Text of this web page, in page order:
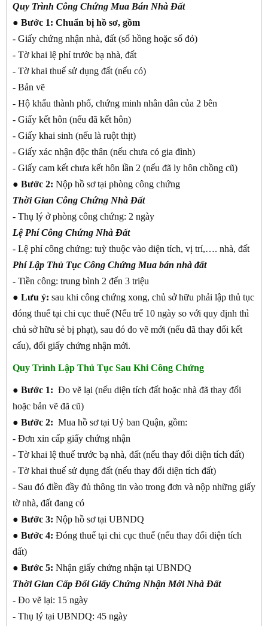
Quy Trình Công Chứng Mua Bán Nhà Đất
● Bước 1: Chuẩn bị hồ sơ, gồm
- Giấy chứng nhận nhà, đất (sổ hồng hoặc sổ đỏ)
- Tờ khai lệ phí trước bạ nhà, đất
- Tờ khai thuế sử dụng đất (nếu có)
- Bản vẽ
- Hộ khẩu thành phố, chứng minh nhân dân của 2 bên
- Giấy kết hôn (nếu đã kết hôn)
- Giấy khai sinh (nếu là ruột thịt)
- Giấy xác nhận độc thân (nếu chưa có gia đình)
- Giấy cam kết chưa kết hôn lần 2 (nếu đã ly hôn chồng cũ)
● Bước 2: Nộp hồ sơ tại phòng công chứng
Thời Gian Công Chứng Nhà Đất
- Thụ lý ở phòng công chứng: 2 ngày
Lệ Phí Công Chứng Nhà Đất
- Lệ phí công chứng: tuỳ thuộc vào diện tích, vị trí,…. nhà, đất
Phí Lập Thủ Tục Công Chứng Mua bán nhà đất
- Tiền công: trung bình 2 đến 3 triệu
● Lưu ý: sau khi công chứng xong, chủ sở hữu phải lập thủ tục
đóng thuế tại chi cục thuế (Nếu trể 10 ngày so với quy định thì
chủ sở hữu sẻ bị phạt), sau đó đo vẽ mới (nếu đã thay đổi kết
cấu), đổi giấy chứng nhận mới.
Quy Trình Lập Thủ Tục Sau Khi Công Chứng
● Bước 1: Đo vẽ lại (nếu diện tích đất hoặc nhà đã thay đổi
hoặc bản vẽ đã cũ)
● Bước 2: Mua hồ sơ tại Uỷ ban Quận, gồm:
- Đơn xin cấp giấy chứng nhận
- Tờ khai lệ thuế trước bạ nhà, đất (nếu thay đổi diện tích đất)
- Tờ khai thuế sử dụng đất (nếu thay đổi diện tích đất)
- Sau đó điền đầy đủ thông tin vào trong đơn và nộp những giấy
tờ nhà, đất đang có
● Bước 3: Nộp hồ sơ tại UBNDQ
● Bước 4: Đóng thuế tại chi cục thuế (nếu thay đổi diện tích
đất)
● Bước 5: Nhận giấy chứng nhận tại UBNDQ
Thời Gian Cấp Đổi Giấy Chứng Nhận Mới Nhà Đất
- Đo vẽ lại: 15 ngày
- Thụ lý tại UBNDQ: 45 ngày